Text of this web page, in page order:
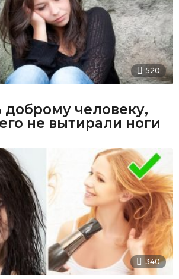
520
доброму человеку,
не вытирали ноги
340